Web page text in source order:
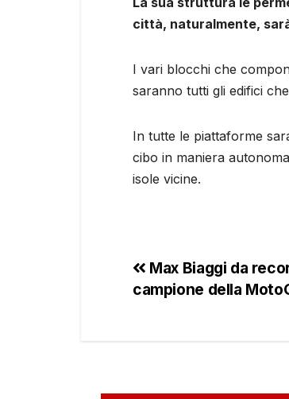
città, naturalmente,
I vari blocchi che
saranno tutti gli edifici
In tutte le piattaforme
cibo in maniera
isole vicine.
Max Biaggi da
campione della